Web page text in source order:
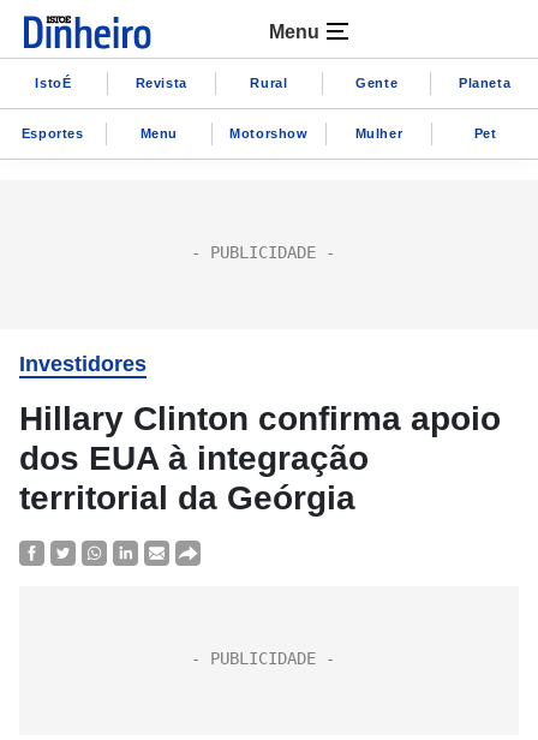
Menu
IstoÉ Revista Rural Gente Planeta
Esportes Menu Motorshow Mulher Pet
Investidores
Hillary Clinton confirma apoio
dos EUA à integração
territorial da Geórgia